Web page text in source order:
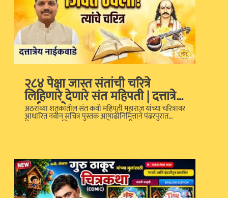
02:33
२८४ पेक्षा जास्त संतांची चरित्रे
लिहिणारे देणारे संत महिपती | दत्तात्रेय
नाईकवाडे
अठराव्या शतकातील संत कवी महिपती महाराज यांच्या चरित्रावर
आधारित नवीन सचित्र पुस्तक आषाढीनिमित्ताने पंढरपुरात
दिमाखात प्रकाशित करण्यात आले. वारकरी संप्रदाय, पालक
#ChaprakPrakashan #NewRelease #BookLover
#dainiksamna